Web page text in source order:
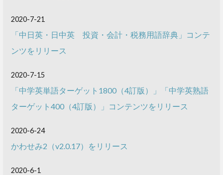
2020-7-21
「中日英・日中英 投資・会計・税務用語辞典」コンテ
ンツをリリース
2020-7-15
「中学英単語ターゲット1800（4訂版）」「中学英熟語
ターゲット400（4訂版）」コンテンツをリリース
2020-6-24
かわせみ2（v2.0.17）をリリース
2020-6-1